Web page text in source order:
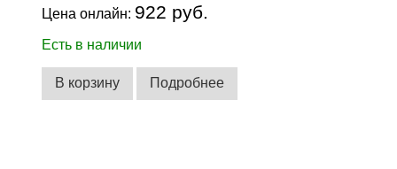
Цена онлайн: 922 руб.
Есть в наличии
В корзину Подробнее